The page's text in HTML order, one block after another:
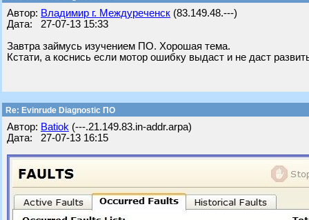
Автор: Владимир г. Междуреченск (83.149.48.---)
Дата: 27-07-13 15:33
Завтра займусь изучением ПО. Хорошая тема.
Кстати, а коснись если мотор ошибку выдаст и не даст
Re: Evinrude Diagnostic ПО
Автор: Batiok (---.21.149.83.in-addr.arpa)
Дата: 27-07-13 16:15